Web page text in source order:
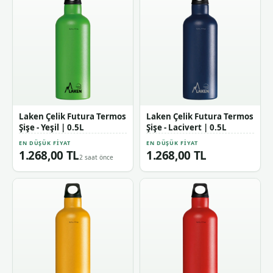
Laken Çelik Futura Termos
Şişe - Yeşil | 0.5L
EN DÜŞÜK FIYAT
1.268,00 TL2 saat önce
Laken Çelik Futura Termos
Şişe - Lacivert | 0.5L
EN DÜŞÜK FIYAT
1.268,00 TL